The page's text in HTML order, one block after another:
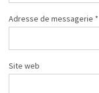
Adresse de messagerie *
Site web